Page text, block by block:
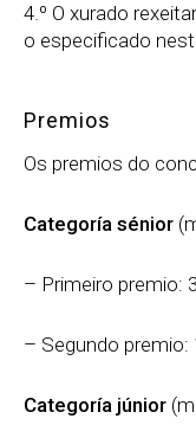
4.º O xurado
o especificado
Premios
Os premios do
Categoría sénior
– Primeiro premio:
– Segundo premio:
Categoría júnior